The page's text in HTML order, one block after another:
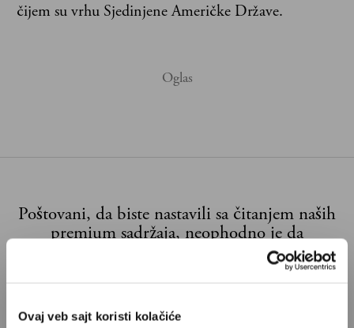
Ovaj veb sajt koristi kolačiće
čijem su vrhu Sjedinjene Američke Države.
Poštovani, da biste nastavili sa čitanjem naših
premium sadržaja, neophodno je da
odaberete jedan od planova pretplate.